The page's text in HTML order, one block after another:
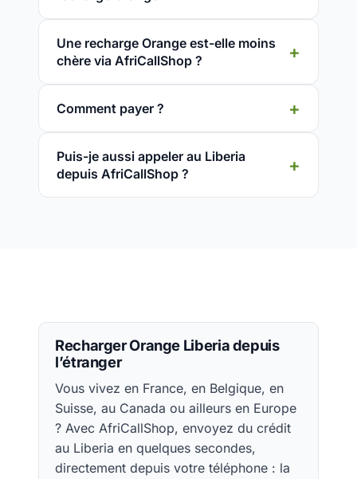
Une recharge Orange est-elle moins
chère via AfriCallShop ?
Comment payer ?
Puis-je aussi appeler au Liberia
depuis AfriCallShop ?
Recharger Orange Liberia depuis
l’étranger
Vous vivez en France, en Belgique, en
Suisse, au Canada ou ailleurs en Europe
? Avec AfriCallShop, envoyez du crédit
au Liberia en quelques secondes,
directement depuis votre téléphone : la